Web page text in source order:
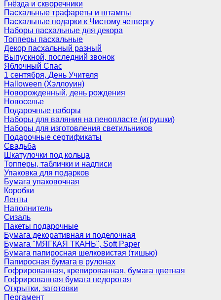
Гнёзда и скворечники
Пасхальные трафареты и штампы
Пасхальные подарки к Чистому четвергу
Наборы пасхальные для декора
Топперы пасхальные
Декор пасхальный разный
Выпускной, последний звонок
Яблочный Спас
1 сентября, День Учителя
Halloween (Хэллоуин)
Новорожденный, день рождения
Новоселье
Подарочные наборы
Наборы для валяния на пенопласте (игрушки)
Наборы для изготовления светильников
Подарочные сертификаты
Свадьба
Шкатулочки под кольца
Топперы, таблички и надписи
Упаковка для подарков
Бумага упаковочная
Коробки
Ленты
Наполнитель
Сизаль
Пакеты подарочные
Бумага декоративная и поделочная
Бумага "МЯГКАЯ ТКАНЬ", Soft Paper
Бумага папиросная шелковистая (тишью)
Папиросная бумага в рулонах
Гофрированная, крепированная, бумага цветная
Гофрированная бумага недорогая
Открытки, заготовки
Пергамент